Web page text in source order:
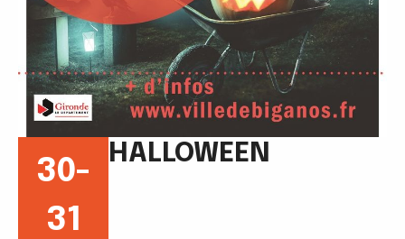
30-
31
HALLOWEEN